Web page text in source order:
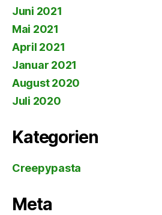
Juni 2021
Mai 2021
April 2021
Januar 2021
August 2020
Juli 2020
Kategorien
Creepypasta
Meta